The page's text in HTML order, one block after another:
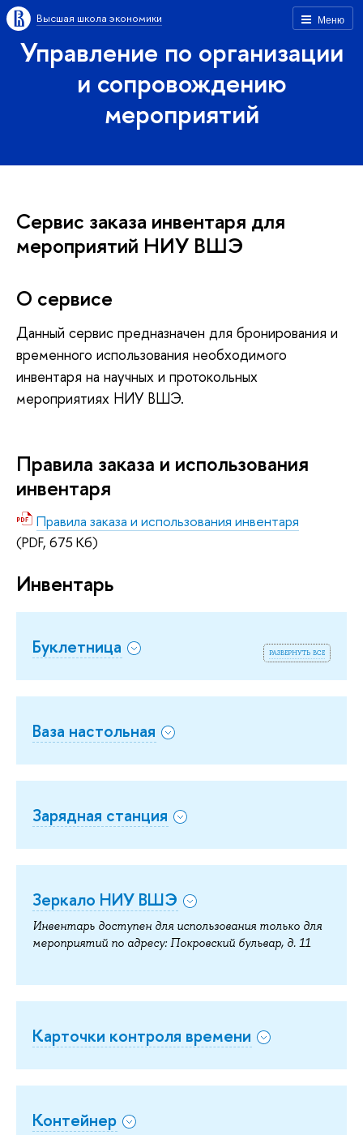
Меню
Высшая школа экономики
Управление по организации
и сопровождению
мероприятий
Сервис заказа инвентаря для
мероприятий НИУ ВШЭ
О сервисе
Данный сервис предназначен для бронирования и
временного использования необходимого
инвентаря на научных и протокольных
мероприятиях НИУ ВШЭ.
Правила заказа и использования
инвентаря
Правила заказа и использования инвентаря
(PDF, 675 Кб)
Инвентарь
развернуть все
Буклетница
Ваза настольная
Зарядная станция
Зеркало НИУ ВШЭ
Инвентарь доступен для использования только для
мероприятий по адресу: Покровский бульвар, д. 11
Карточки контроля времени
Контейнер